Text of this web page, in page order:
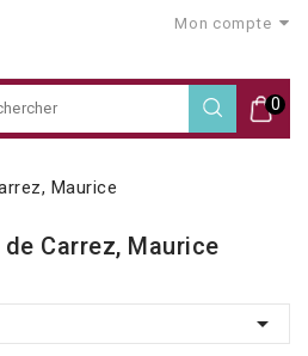
Mon compte
0
Maurice
Carrez, Maurice
